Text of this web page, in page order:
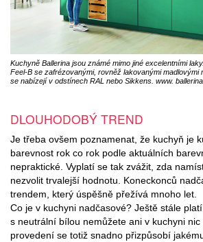
Kuchyně Ballerina jsou známé mimo jiné excelentními
Feel-B se zafrézovanými, rovněž lakovanými madlovými
se nabízejí v odstínech RAL nebo Sikkens. www.
DLOUHODOBÝ TREND
Je třeba ovšem poznamenat, že kuchyň je
barevnost rok co rok podle aktuálních
nepraktické. Vyplatí se tak zvážit, zda
nezvolit trvalejší hodnotu. Koneckonců
trendem, který úspěšně přežívá mnoho let.
Co je v kuchyni nadčasové? Ještě stále
s neutrální bílou nemůžete ani v kuchyni nic
provedení se totiž snadno přizpůsobí